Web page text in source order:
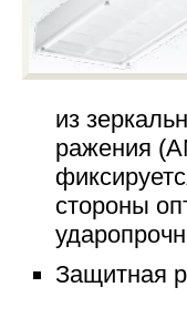
из
ражения
стороны
Защитная